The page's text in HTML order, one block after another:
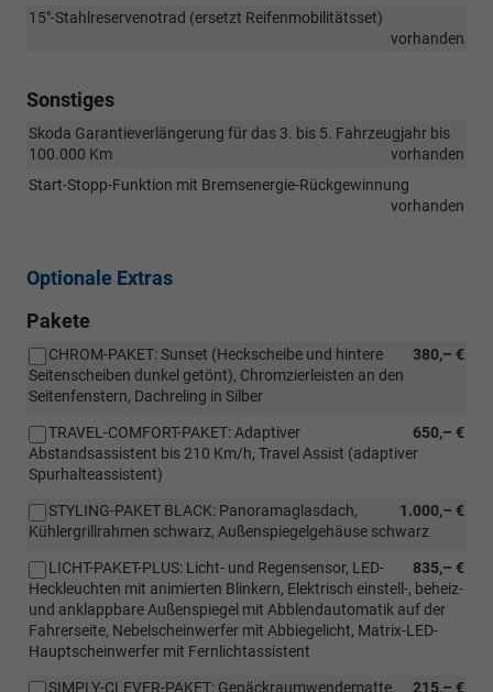
15"-Stahlreservenotrad (ersetzt Reifenmobilitätsset)
vorhanden
Sonstiges
Skoda Garantieverlängerung für das 3. bis 5. Fahrzeugjahr bis
100.000 Km
vorhanden
Start-Stopp-Funktion mit Bremsenergie-Rückgewinnung
vorhanden
Optionale Extras
Pakete
380,– €
CHROM-PAKET: Sunset (Heckscheibe und hintere
Seitenscheiben dunkel getönt), Chromzierleisten an den
Seitenfenstern, Dachreling in Silber
650,– €
TRAVEL-COMFORT-PAKET: Adaptiver
Abstandsassistent bis 210 Km/h, Travel Assist (adaptiver
Spurhalteassistent)
1.000,– €
STYLING-PAKET BLACK: Panoramaglasdach,
Kühlergrillrahmen schwarz, Außenspiegelgehäuse schwarz
835,– €
LICHT-PAKET-PLUS: Licht- und Regensensor, LED-
Heckleuchten mit animierten Blinkern, Elektrisch einstell-, beheiz-
und anklappbare Außenspiegel mit Abblendautomatik auf der
Fahrerseite, Nebelscheinwerfer mit Abbiegelicht, Matrix-LED-
Hauptscheinwerfer mit Fernlichtassistent
215,– €
SIMPLY-CLEVER-PAKET: Gepäckraumwendematte,